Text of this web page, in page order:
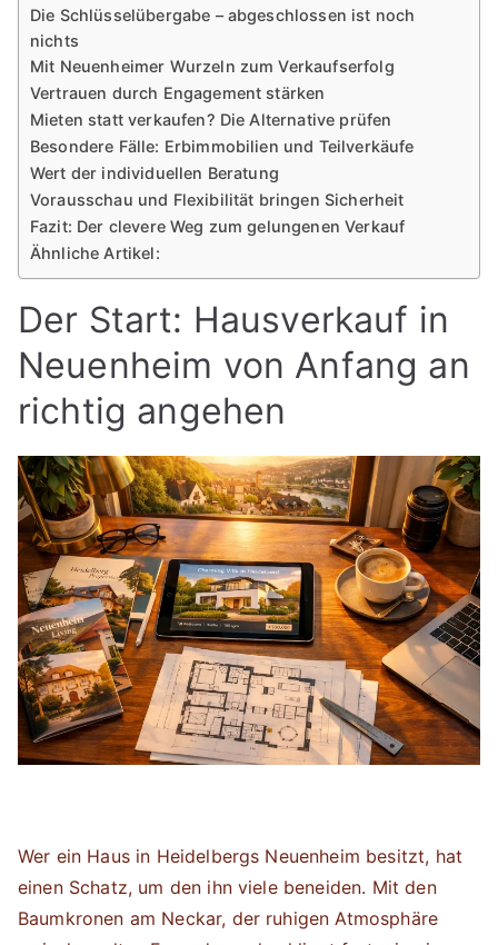
Die Schlüsselübergabe – abgeschlossen ist noch
nichts
Mit Neuenheimer Wurzeln zum Verkaufserfolg
Vertrauen durch Engagement stärken
Mieten statt verkaufen? Die Alternative prüfen
Besondere Fälle: Erbimmobilien und Teilverkäufe
Wert der individuellen Beratung
Vorausschau und Flexibilität bringen Sicherheit
Fazit: Der clevere Weg zum gelungenen Verkauf
Ähnliche Artikel:
Der Start: Hausverkauf in
Neuenheim von Anfang an
richtig angehen
Wer ein Haus in Heidelbergs Neuenheim besitzt, hat
einen Schatz, um den ihn viele beneiden. Mit den
Baumkronen am Neckar, der ruhigen Atmosphäre